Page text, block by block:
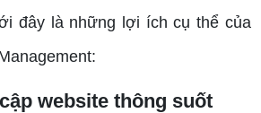
đây là những lợi ích cụ thể của
website thông suốt